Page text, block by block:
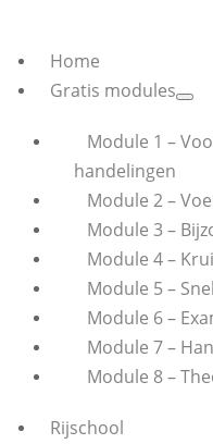
Home
Gratis modules
Module 1 –
handelingen
Module 2 –
Module 3 –
Module 4 –
Module 5 –
Module 6 –
Module 7 –
Module 8 –
Rijschool